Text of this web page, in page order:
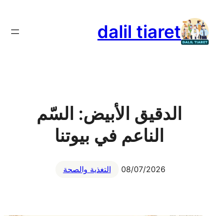
إلى
المحتوى
dalil tiaret
الدقيق الأبيض: السّم
الناعم في بيوتنا
08/07/2026 التغذية والصحة